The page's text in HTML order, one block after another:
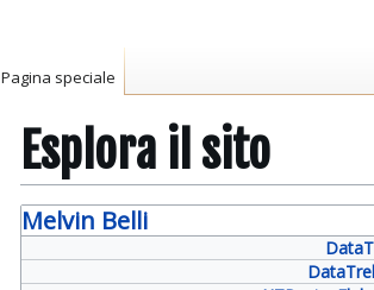
Esplora il sito
Vai
alla
Vai
alla
Melvin Belli
Pagina speciale